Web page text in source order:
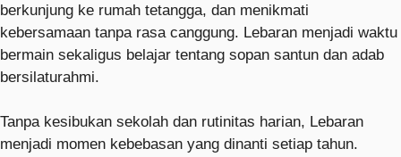
berkunjung ke rumah tetangga, dan menikmati
kebersamaan tanpa rasa canggung. Lebaran menjadi waktu
bermain sekaligus belajar tentang sopan santun dan adab
bersilaturahmi.
Tanpa kesibukan sekolah dan rutinitas harian, Lebaran
menjadi momen kebebasan yang dinanti setiap tahun.